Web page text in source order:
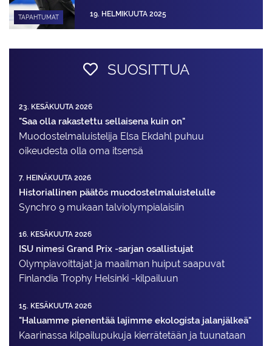
TAPAHTUMAT 19. HELMIKUUTA 2025
SUOSITTUA
23. KESÄKUUTA 2026
"Saa olla rakastettu sellaisena kuin on"
Muodostelma­luistelija Elsa Ekdahl puhuu
oikeudesta olla oma itsensä
7. HEINÄKUUTA 2026
Historiallinen päätös muodostelmaluistelulle
Synchro 9 mukaan talviolympialaisiin
16. KESÄKUUTA 2026
ISU nimesi Grand Prix -sarjan osallistujat
Olympiavoittajat ja maailman huiput saapuvat
Finlandia Trophy Helsinki -kilpailuun
15. KESÄKUUTA 2026
"Haluamme pienentää lajimme ekologista jalanjälkeä"
Kaarinassa kilpailupukuja kierrätetään ja tuunataan